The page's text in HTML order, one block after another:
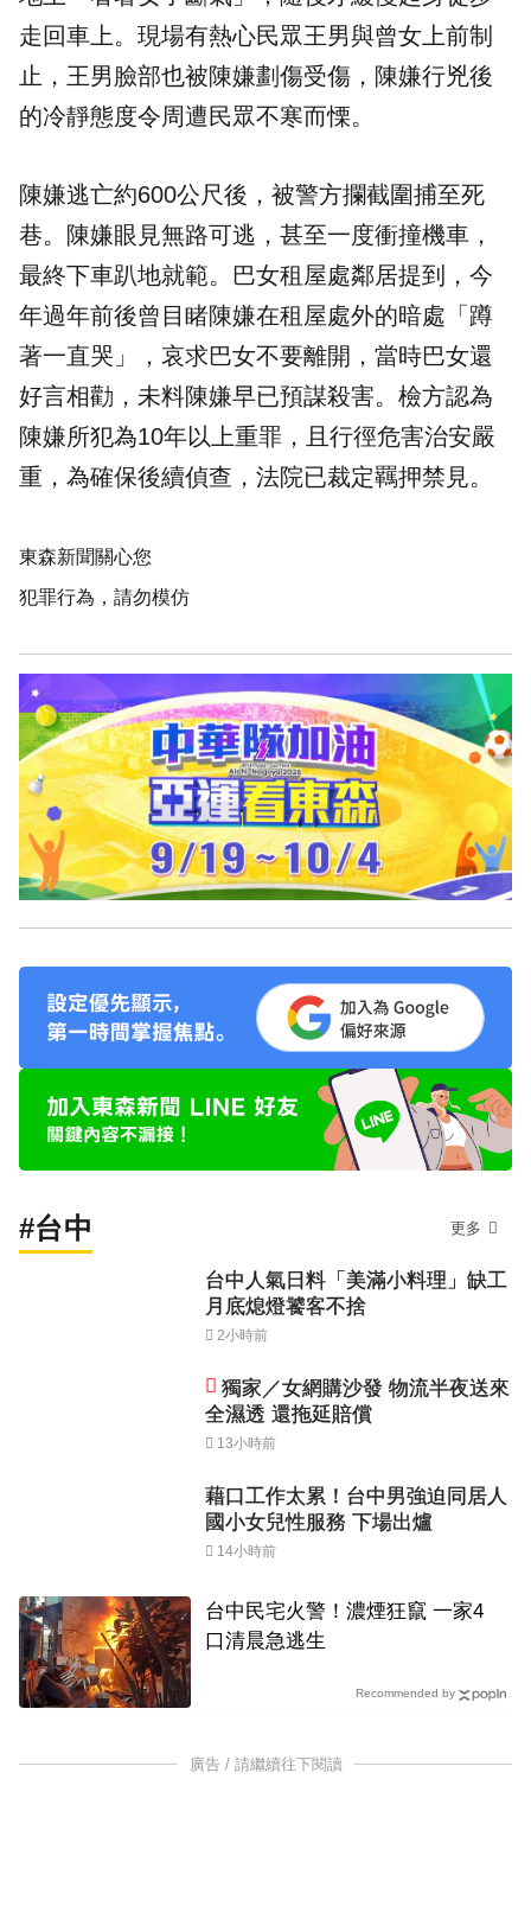
走回車上。現場有熱心民眾王男與曾女上前制
止，王男臉部也被陳嫌劃傷受傷，陳嫌行兇後
的冷靜態度令周遭民眾不寒而慄。
陳嫌逃亡約600公尺後，被警方攔截圍捕至死
巷。陳嫌眼見無路可逃，甚至一度衝撞機車，
最終下車趴地就範。巴女租屋處鄰居提到，今
年過年前後曾目睹陳嫌在租屋處外的暗處「蹲
著一直哭」，哀求巴女不要離開，當時巴女還
好言相勸，未料陳嫌早已預謀殺害。檢方認為
陳嫌所犯為10年以上重罪，且行徑危害治安嚴
重，為確保後續偵查，法院已裁定羈押禁見。
東森新聞關心您
犯罪行為，請勿模仿
#台中 更多
台中人氣日料「美滿小料理」缺工
月底熄燈饕客不捨
2小時前
獨家／女網購沙發 物流半夜送來
全濕透 還拖延賠償
13小時前
藉口工作太累！台中男強迫同居人
國小女兒性服務 下場出爐
14小時前
台中民宅火警！濃煙狂竄 一家4
口清晨急逃生
Recommended by
廣告 / 請繼續往下閱讀